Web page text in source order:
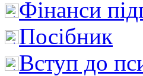
Фінанси
Посібник
Вступ до